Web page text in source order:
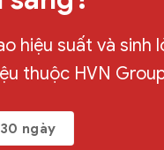
hiệu suất và sinh
thuộc HVN
ngày